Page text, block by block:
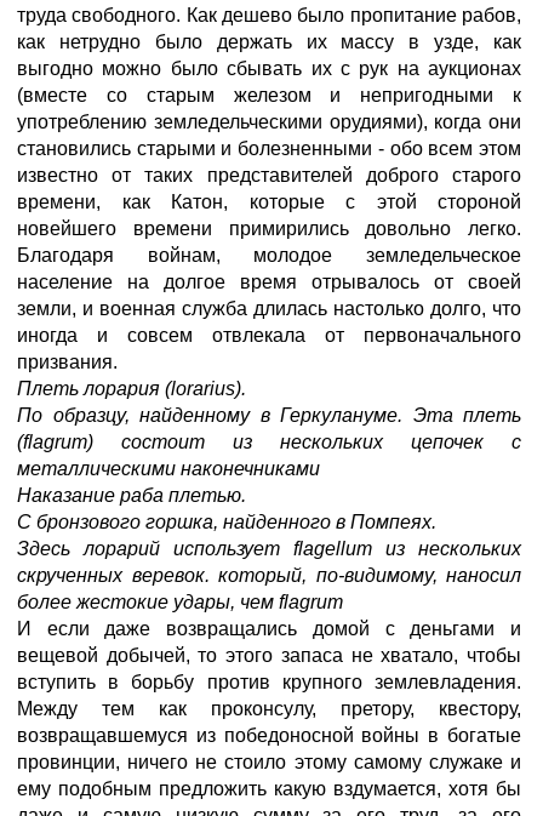
труда свободного. Как дешево было пропитание рабов,
как нетрудно было держать их массу в узде, как
выгодно можно было сбывать их с рук на аукционах
(вместе со старым железом и непригодными к
употреблению земледельческими орудиями), когда они
становились старыми и болезненными - обо всем этом
известно от таких представителей доброго старого
времени, как Катон, которые с этой стороной
новейшего времени примирились довольно легко.
Благодаря войнам, молодое земледельческое
население на долгое время отрывалось от своей
земли, и военная служба длилась настолько долго, что
иногда и совсем отвлекала от первоначального
призвания.
Плеть лорария (lorarius).
По образцу, найденному в Геркулануме. Эта плеть
(flagrum) состоит из нескольких цепочек с
металлическими наконечниками
Наказание раба плетью.
С бронзового горшка, найденного в Помпеях.
Здесь лорарий использует flagellum из нескольких
скрученных веревок. который, по-видимому, наносил
более жестокие удары, чем flagrum
И если даже возвращались домой с деньгами и
вещевой добычей, то этого запаса не хватало, чтобы
вступить в борьбу против крупного землевладения.
Между тем как проконсулу, претору, квестору,
возвращавшемуся из победоносной войны в богатые
провинции, ничего не стоило этому самому служаке и
ему подобным предложить какую вздумается, хотя бы